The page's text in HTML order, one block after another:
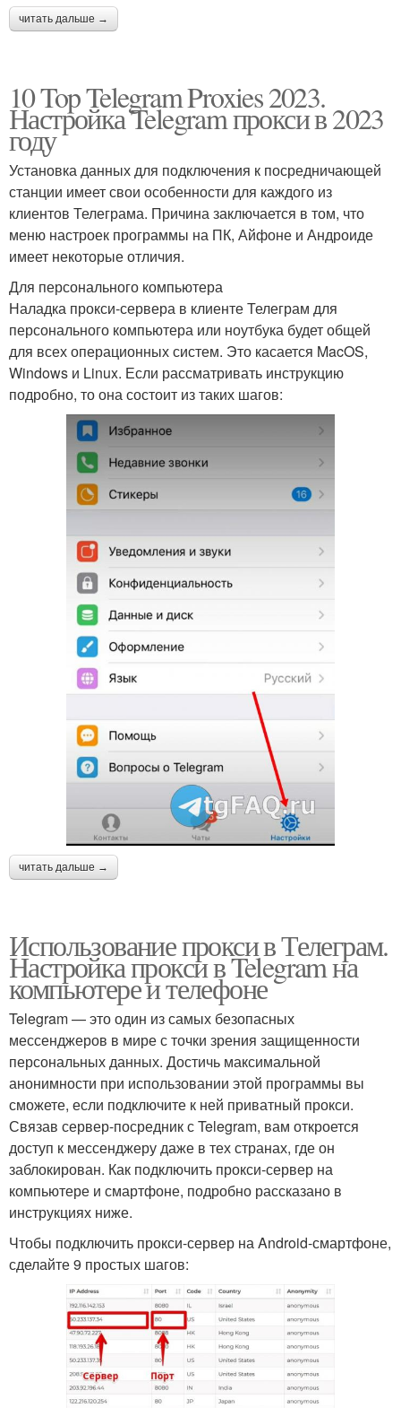
читать дальше →
10 Top Telegram Proxies 2023.
Настройка Telegram прокси в 2023
году
Установка данных для подключения к посредничающей
станции имеет свои особенности для каждого из
клиентов Телеграма. Причина заключается в том, что
меню настроек программы на ПК, Айфоне и Андроиде
имеет некоторые отличия.
Для персонального компьютера
Наладка прокси-сервера в клиенте Телеграм для
персонального компьютера или ноутбука будет общей
для всех операционных систем. Это касается MacOS,
Windows и Linux. Если рассматривать инструкцию
подробно, то она состоит из таких шагов:
читать дальше →
Использование прокси в Телеграм.
Настройка прокси в Telegram на
компьютере и телефоне
Telegram — это один из самых безопасных
мессенджеров в мире с точки зрения защищенности
персональных данных. Достичь максимальной
анонимности при использовании этой программы вы
сможете, если подключите к ней приватный прокси.
Связав сервер-посредник с Telegram, вам откроется
доступ к мессенджеру даже в тех странах, где он
заблокирован. Как подключить прокси-сервер на
компьютере и смартфоне, подробно рассказано в
инструкциях ниже.
Чтобы подключить прокси-сервер на Android-смартфоне,
сделайте 9 простых шагов: